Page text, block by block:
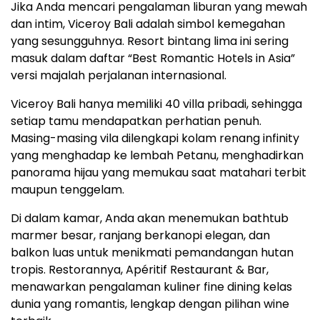
Jika Anda mencari pengalaman liburan yang mewah
dan intim, Viceroy Bali adalah simbol kemegahan
yang sesungguhnya. Resort bintang lima ini sering
masuk dalam daftar “Best Romantic Hotels in Asia”
versi majalah perjalanan internasional.
Viceroy Bali hanya memiliki 40 villa pribadi, sehingga
setiap tamu mendapatkan perhatian penuh.
Masing-masing vila dilengkapi kolam renang infinity
yang menghadap ke lembah Petanu, menghadirkan
panorama hijau yang memukau saat matahari terbit
maupun tenggelam.
Di dalam kamar, Anda akan menemukan bathtub
marmer besar, ranjang berkanopi elegan, dan
balkon luas untuk menikmati pemandangan hutan
tropis. Restorannya, Apéritif Restaurant & Bar,
menawarkan pengalaman kuliner fine dining kelas
dunia yang romantis, lengkap dengan pilihan wine